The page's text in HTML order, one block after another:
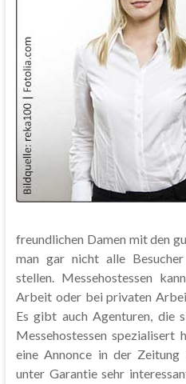
freundlichen Damen mit den
man gar nicht alle
stellen. Messehostessen
Arbeit oder bei privaten
Es gibt auch Agenturen, die
Messehostessen spezialisert
eine Annonce in der
unter Garantie sehr